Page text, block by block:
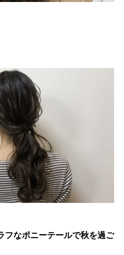
フなポニーテールで秋を過ご